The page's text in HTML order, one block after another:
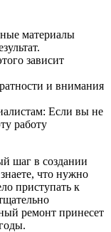
материалы
зависит
и внимания
Если вы не
работу
шаг в создании
что нужно
приступать к
ремонт принесет